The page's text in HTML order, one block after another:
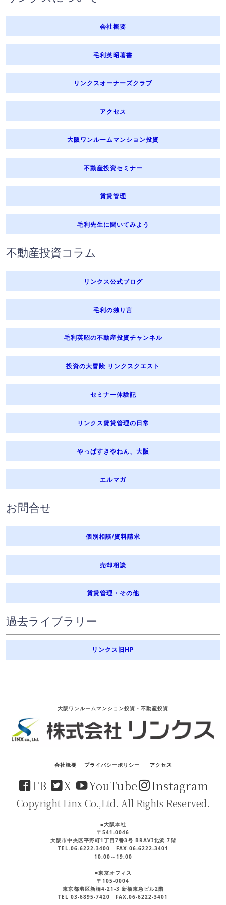
会社概要
毛利英昭著書
リンクスオーナーズクラブ
アクセス
大阪ワンルームマンション投資
不動産投資セミナー
賃貸管理
毛利先生に聞いてみよう
不動産投資コラム
リンクス公式ブログ
毛利の独り言
毛利英昭の不動産投資チャンネル
投資の大冒険 リンクスクエスト
セミナー体験記
リンクス賃貸管理の日常
やっぱすきやねん、大阪
エルマガ
お問合せ
個別相談/資料請求
売却相談
賃貸管理・その他
過去ライブラリー
リンクス旧HP
大阪ワンルームマンション投資・不動産投資
会社概要 プライバシーポリシー アクセス
FB X YouTube Instagram
Copyright Linx Co.,Ltd. All Rights Reserved.
■大阪本社
〒541-0046
大阪市中央区平野町1丁目7番3号 BRAVI北浜 7階
TEL.06-6222-3400 FAX.06-6222-3401
10:00～19:00
■東京オフィス
〒105-0004
東京都港区新橋4-21-3 新橋東急ビル2階
TEL 03-6895-7420 FAX.06-6222-3401